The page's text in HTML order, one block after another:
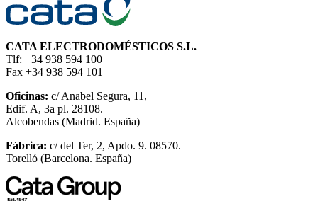
CATA ELECTRODOMÉSTICOS S.L.
Tlf: +34 938 594 100
Fax +34 938 594 101
Oficinas: c/ Anabel Segura, 11,
Edif. A, 3a pl. 28108.
Alcobendas (Madrid. España)
Fábrica: c/ del Ter, 2, Apdo. 9. 08570.
Torelló (Barcelona. España)